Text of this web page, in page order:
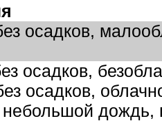
осадков,
осадков,
осадков,
дождь,